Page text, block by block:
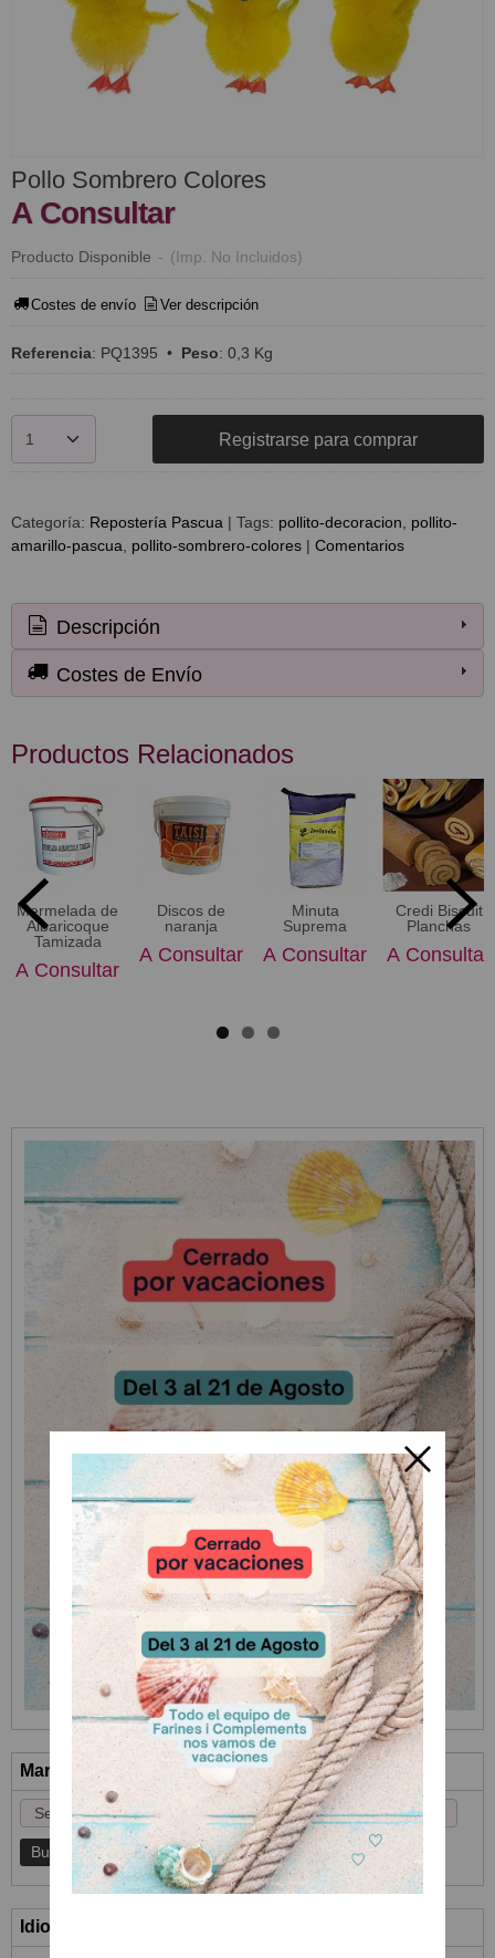
Marcas
Idioma
Pollo Sombrero Colores
A Consultar
Producto Disponible - (Imp. No Incluidos)
Costes de envío Ver descripción
Referencia: PQ1395 • Peso: 0,3 Kg
Registrarse para comprar
Categoría: Repostería Pascua | Tags: pollito-decoracion
pollito-
amarillo-pascua
pollito-sombrero-colores | Comentarios
Descripción
Costes de Envío
Productos Relacionados
Mermelada de
Albaricoque
Tamizada
A Consultar
Discos de
naranja
A Consultar
Minuta
Suprema
A Consultar
Credi Biscuit
Planchas
A Consultar